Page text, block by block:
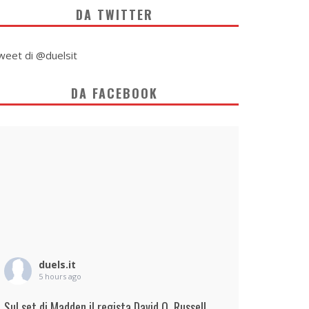
DA TWITTER
di @duelsit
DA FACEBOOK
duels.it
5 hours ago